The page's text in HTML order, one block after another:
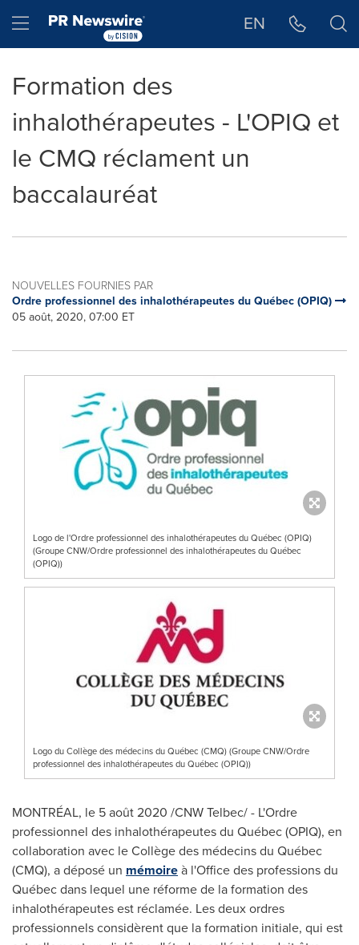
Hamburger menu EN
Formation des
inhalothérapeutes - L'OPIQ et
le CMQ réclament un
baccalauréat
NOUVELLES FOURNIES PAR
Ordre professionnel des inhalothérapeutes du Québec (OPIQ)
05 août, 2020, 07:00 ET
Logo de l'Ordre professionnel des inhalothérapeutes du Québec (OPIQ)
(Groupe CNW/Ordre professionnel des inhalothérapeutes du Québec
(OPIQ))
Logo du Collège des médecins du Québec (CMQ) (Groupe CNW/Ordre
professionnel des inhalothérapeutes du Québec (OPIQ))
MONTRÉAL, le 5 août 2020 /CNW Telbec/ - L'Ordre
professionnel des inhalothérapeutes du Québec (OPIQ), en
collaboration avec le Collège des médecins du Québec
(CMQ), a déposé un mémoireà l'Office des professions du
Québec dans lequel une réforme de la formation des
inhalothérapeutes est réclamée. Les deux ordres
professionnels considèrent que la formation initiale, qui est